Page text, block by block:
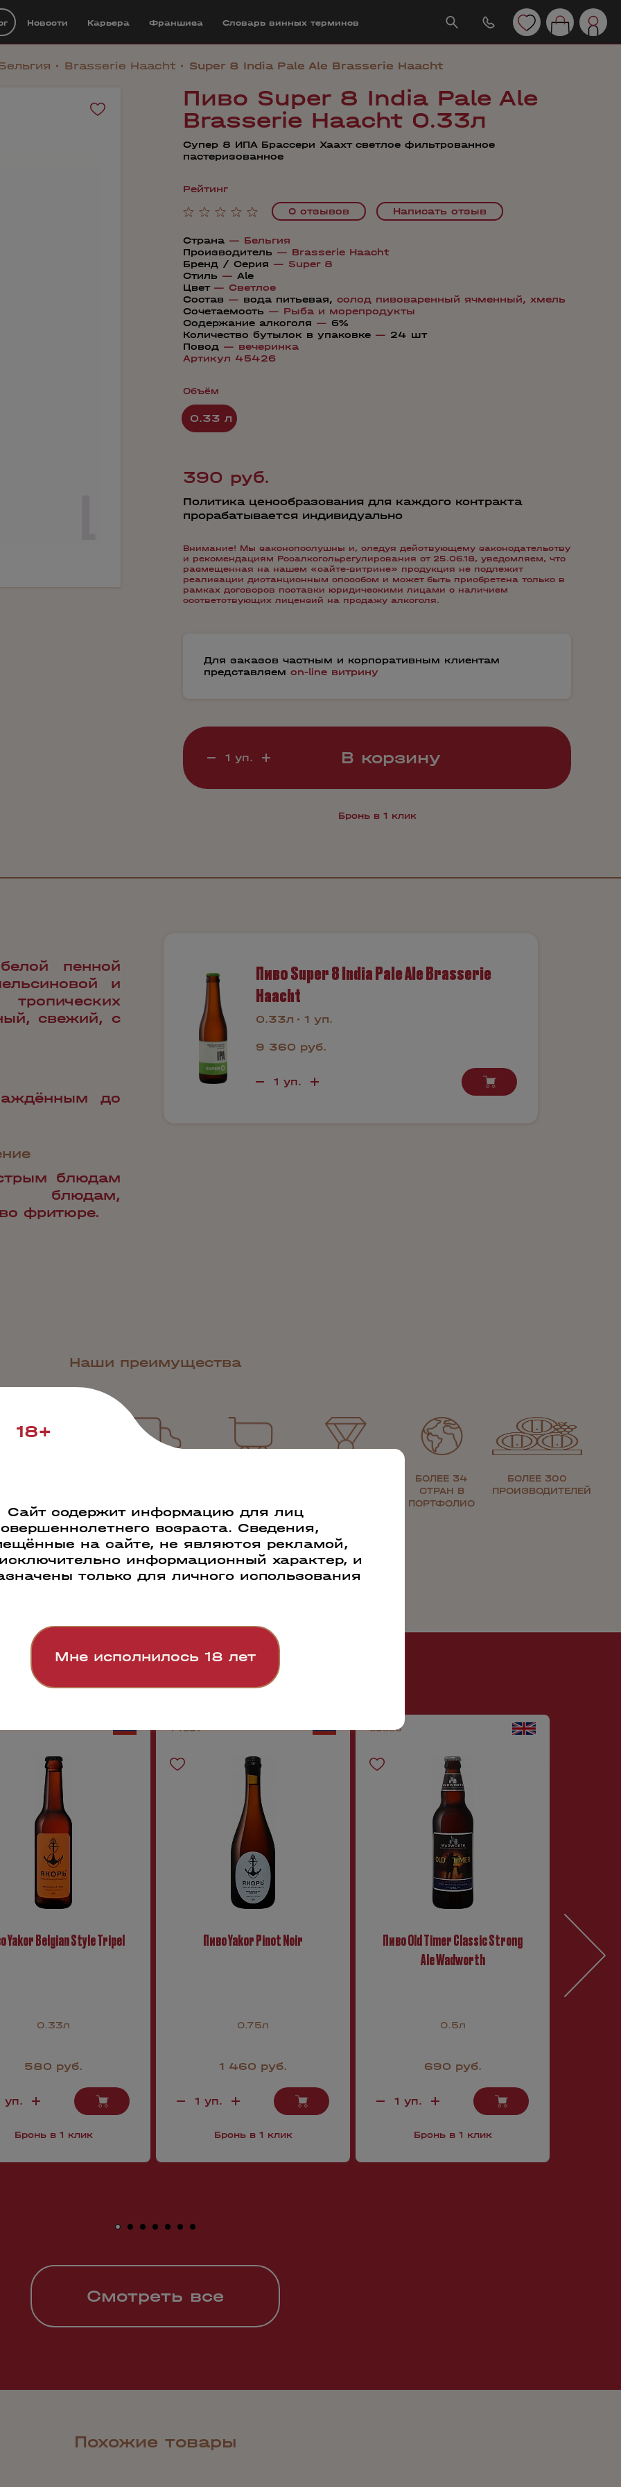
Новости Карьера Франшиза Cловарь винных терминов
Brasserie Haacht Super 8 India Pale Ale Brasserie Haacht
Пиво Super 8 India Pale Ale
Brasserie Haacht 0.33л
Супер 8 ИПА Брассери Хаахт светлое фильтрованное
пастеризованное
Рейтинг
0 отзывов
Написать отзыв
Страна — Бельгия
Производитель — Brasserie Haacht
Бренд / Серия — Super 8
Стиль — Ale
Цвет— Светлое
Состав — вода питьевая, солод пивоваренный ячменный, хмель
Сочетаемость — Рыба и морепродукты
Содержание алкоголя — 6%
Количество бутылок в упаковке — 24 шт
Повод — вечеринка
Артикул 45426
Объём
0.33 л
390 руб.
Политика ценообразования для каждого контракта
прорабатывается индивидуально
Внимание! Мы законопослушны и, следуя действующему законодательству
и рекомендациям Росалкогольрегулирования от 25.06.18, уведомляем, что
размещенная на нашем «сайте-витрине» продукция не подлежит
реализации дистанционным способом и может быть приобретена только в
рамках договоров поставки юридическими лицами с наличием
соответствующих лицензий на продажу алкоголя.
Для заказов частным и корпоративным клиентам
представляем on-line витрину
В корзину
Бронь в 1 клик
Пиво Super 8 India Pale Ale Brasserie
Haacht
0.33л 1 уп.
9 360 руб.
пенной
и
свежий, с
до
блюдам
блюдам,
фритюре.
Наши преимущества
БОЛЕЕ 34
СТРАН В
ПОРТФОЛИО
БОЛЕЕ 300
ПРОИЗВОДИТЕЛЕЙ
Yakor Belgian Style Tripel
0.33л
580 руб.
Бронь в 1 клик
74651
Пиво Yakor Pinot Noir
0.75л
1 460 руб.
Бронь в 1 клик
65996
Пиво Old Timer Classic Strong
Ale Wadworth
0.5л
690 руб.
Бронь в 1 клик
Пиво
Смотреть все
Похожие товары
18+
Сайт содержит информацию для лиц
возраста. Сведения,
на сайте, не являются рекламой,
информационный характер, и
только для личного использования
Мне исполнилось 18 лет